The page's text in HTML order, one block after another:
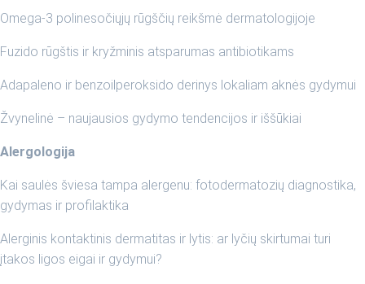
Omega-3 polinesočiųjų rūgščių reikšmė dermatologijoje
Fuzido rūgštis ir kryžminis atsparumas antibiotikams
Adapaleno ir benzoilperoksido derinys lokaliam aknės gydymui
Žvynelinė – naujausios gydymo tendencijos ir iššūkiai
Alergologija
Kai saulės šviesa tampa alergenu: fotodermatozių diagnostika,
gydymas ir profilaktika
Alerginis kontaktinis dermatitas ir lytis: ar lyčių skirtumai turi
įtakos ligos eigai ir gydymui?